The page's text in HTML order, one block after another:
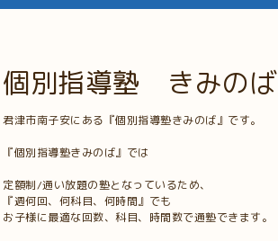
個別指導塾 きみのば
君津市南子安にある『個別指導塾きみのば』です。
『個別指導塾きみのば』では
定額制/通い放題の塾となっているため、
『週何回、何科目、何時間』でも
お子様に最適な回数、科目、時間数で通塾できます。